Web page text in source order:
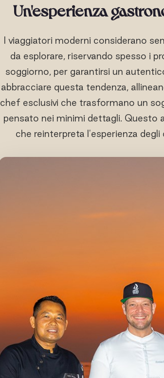
Un'esperienza
I viaggiatori moderni considerano
da esplorare, riservando spesso i
soggiorno, per garantirsi un
abbracciare questa tendenza,
chef esclusivi che trasformano un
pensato nei minimi dettagli.
che reinterpreta l'esperienza